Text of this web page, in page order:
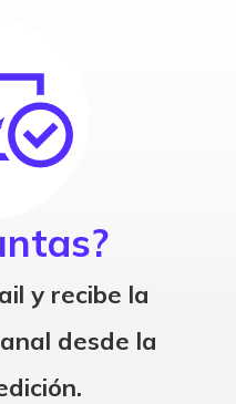
y recibe la
desde la